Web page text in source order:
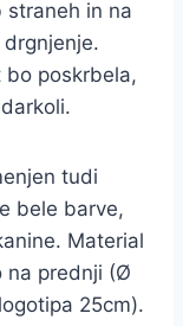
straneh in na
bo poskrbela,
tudi
bele barve,
Material
na prednji (Ø
25cm).